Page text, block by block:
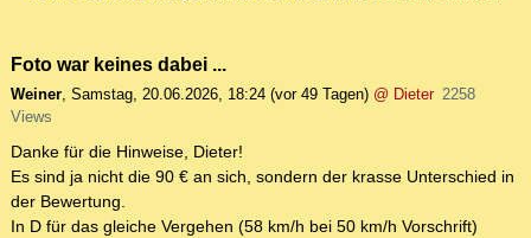
Foto war keines dabei ...
Weiner, Samstag, 20.06.2026, 18:24 (vor 49 Tagen) @ Dieter 2258
Views
Danke für die Hinweise, Dieter!
Es sind ja nicht die 90 € an sich, sondern der krasse Unterschied in
der Bewertung.
In D für das gleiche Vergehen (58 km/h bei 50 km/h Vorschrift)